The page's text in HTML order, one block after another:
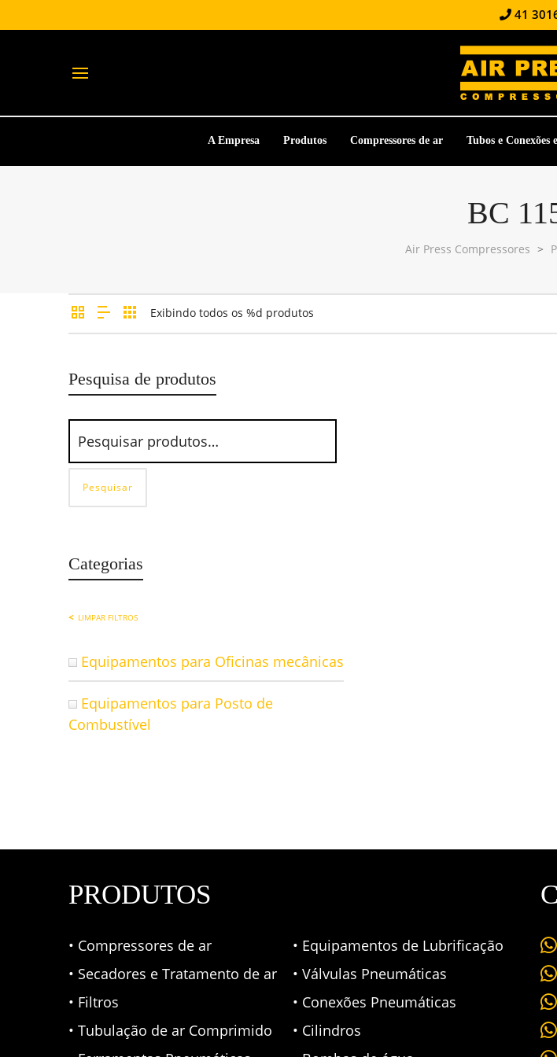
41
A Empresa Produtos Compressores de ar Tubos e Conexões
BC
Air Press Compressores >
Exibindo todos os %d produtos
Pesquisa de produtos
Pesquisar
Categorias
LIMPAR FILTROS
Equipamentos para Oficinas mecânicas
Equipamentos para Posto de
Combustível
PRODUTOS
• Compressores de ar
• Secadores e Tratamento de ar
• Filtros
• Tubulação de ar Comprimido
• Equipamentos de Lubrificação
• Válvulas Pneumáticas
• Conexões Pneumáticas
• Cilindros